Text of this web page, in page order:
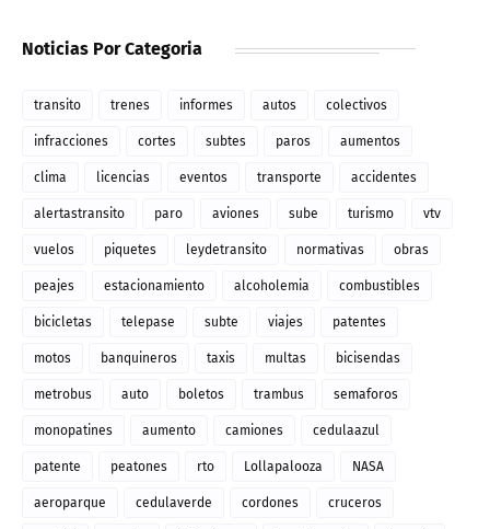
Noticias Por Categoria
transito trenes informes autos colectivos
infracciones cortes subtes paros aumentos
clima licencias eventos transporte accidentes
alertastransito paro aviones sube turismo vtv
vuelos piquetes leydetransito normativas obras
peajes estacionamiento alcoholemia combustibles
bicicletas telepase subte viajes patentes
motos banquineros taxis multas bicisendas
metrobus auto boletos trambus semaforos
monopatines aumento camiones cedulaazul
patente peatones rto Lollapalooza NASA
aeroparque cedulaverde cordones cruceros